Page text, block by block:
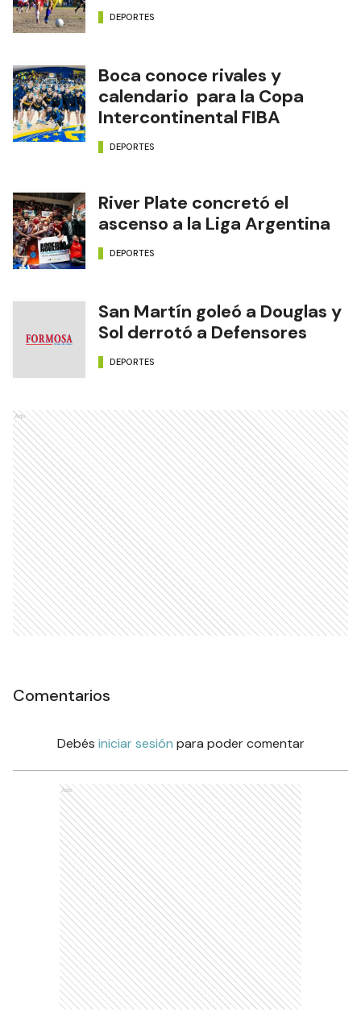
DEPORTES
Boca conoce rivales y
calendario para la Copa
Intercontinental FIBA
DEPORTES
River Plate concretó el
ascenso a la Liga Argentina
DEPORTES
San Martín goleó a Douglas y
Sol derrotó a Defensores
DEPORTES
Ads
Comentarios
Debés iniciar sesión para poder comentar
Ads